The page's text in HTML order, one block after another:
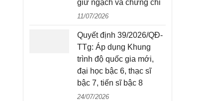
giữ ngạch và chứng chỉ
11/07/2026
Quyết định 39/2026/QĐ-
TTg: Áp dụng Khung
trình độ quốc gia mới,
đại học bậc 6, thạc sĩ
bậc 7, tiến sĩ bậc 8
24/07/2026